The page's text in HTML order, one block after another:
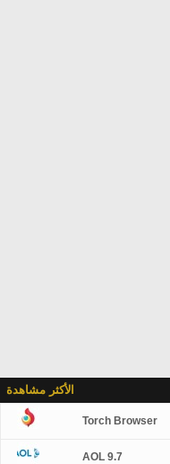
الأكثر مشاهدة
Torch Browser
AOL 9.7